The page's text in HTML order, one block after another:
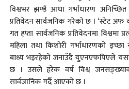
संवाद
विश्वभर झण्डै आधा गर्भाधारण
प्रतिवेदन सार्वजनिक गरेको छ । ‘स्टेट
गत हप्ता सार्वजनिक प्रतिवेदनमा विश्वमा
महिला तथा किशोरी गर्भाधारणको
बाध्य भइरहेको जनाउँदै युुएनएफपिएले
छ । उसले हरेक वर्ष विश्व जनसङ्ख्याको
सार्वजानिक गर्दै आएको छ ।